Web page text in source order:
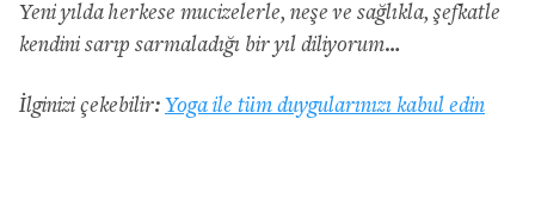
Yeni yılda herkese mucizelerle, neşe ve sağlıkla, şefkatle
kendini sarıp sarmaladığı bir yıl diliyorum…
İlginizi çekebilir: Yoga ile tüm duygularınızı kabul edin